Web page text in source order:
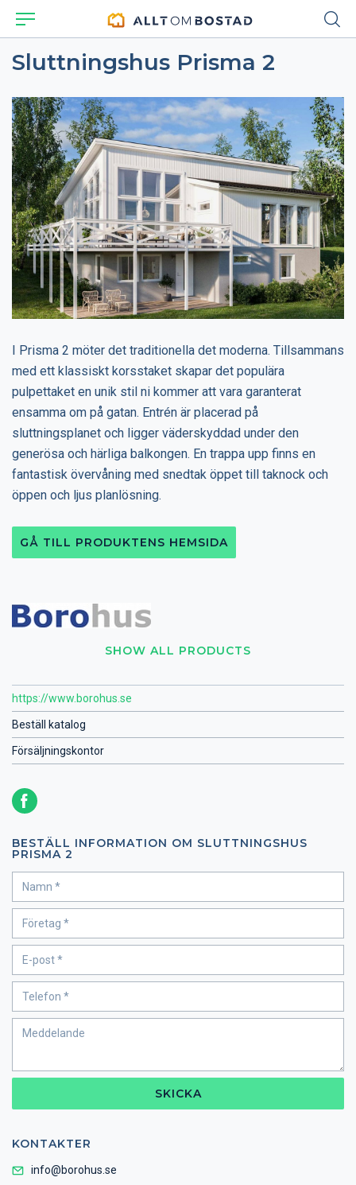
Sluttningshus Prisma 2
SHOW ALL PRODUCTS
https://www.borohus.se
Beställ katalog
Försäljningskontor
BESTÄLL INFORMATION OM SLUTTNINGSHUS
PRISMA 2
SKICKA
KONTAKTER
info@borohus.se
I Prisma 2 möter det traditionella det moderna. Tillsammans
med ett klassiskt korsstaket skapar det populära
pulpettaket en unik stil ni kommer att vara garanterat
ensamma om på gatan. Entrén är placerad på
sluttningsplanet och ligger väderskyddad under den
generösa och härliga balkongen. En trappa upp finns en
fantastisk övervåning med snedtak öppet till taknock och
öppen och ljus planlösning.
GÅ TILL PRODUKTENS HEMSIDA